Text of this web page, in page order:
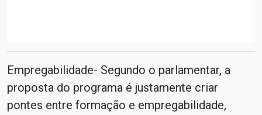
Empregabilidade- Segundo o parlamentar, a
proposta do programa é justamente criar
pontes entre formação e empregabilidade,